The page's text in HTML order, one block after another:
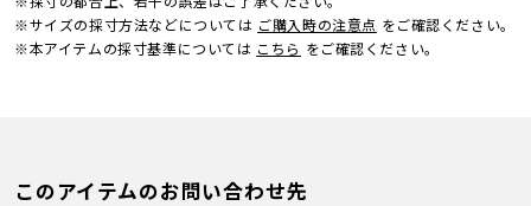
※サイズの採寸方法などについては ご購入時の注意点 をご確認ください。
※本アイテムの採寸基準については こちら をご確認ください。
このアイテムのお問い合わせ先